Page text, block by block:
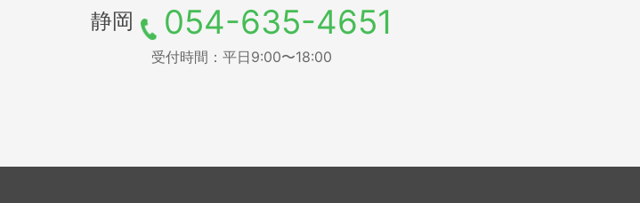
静岡 054-635-4651
受付時間：平日9:00〜18:00